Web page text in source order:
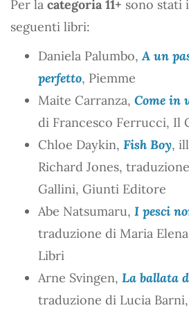
Per la categoria 11+ sono stati
seguenti libri:
Daniela Palumbo,A un
perfetto, Piemme
Maite Carranza, Come in
di Francesco Ferrucci, Il
Chloe Daykin, Fish Boy,
Richard Jones,
Gallini, Giunti Editore
Abe Natsumaru, I pesci
traduzione di Maria
Libri
Arne Svingen, La ballata
traduzione di Lucia